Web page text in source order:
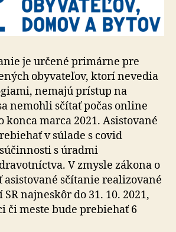
je určené primárne pre
obyvateľov, ktorí nevedia
nemajú prístup na
nemohli sčítať počas online
konca marca 2021. Asistované
v súlade s covid
s úradmi
V zmysle zákona o
asistované sčítanie realizované
najneskôr do 31. 10. 2021,
či meste bude prebiehať 6